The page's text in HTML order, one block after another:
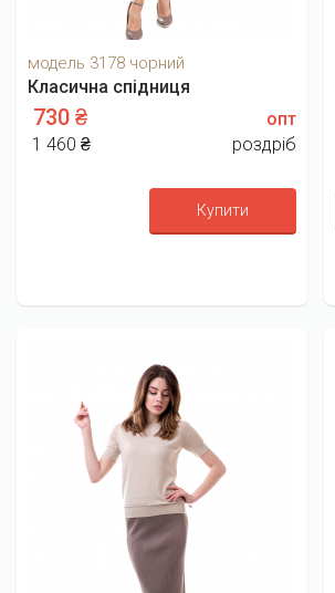
модель 3178 чорний
Класична спідниця
730 ₴
опт
1 460 ₴
роздріб
Купити